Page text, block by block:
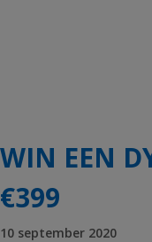
WIN EEN
€399
10 september 2020